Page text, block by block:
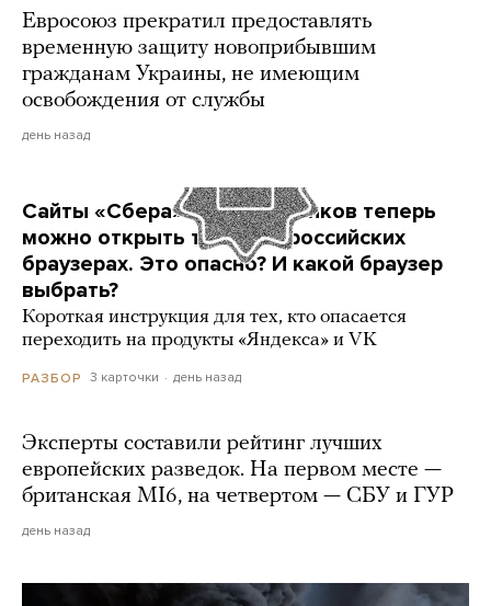
Евросоюз прекратил предоставлять
временную защиту новоприбывшим
гражданам Украины, не имеющим
освобождения от службы
день назад
Сайты «Сбера» и других банков теперь
можно открыть только в российских
браузерах. Это опасно? И какой браузер
выбрать?
Короткая инструкция для тех, кто опасается
переходить на продукты «Яндекса» и VK
РАЗБОР 3 карточки день назад
Эксперты составили рейтинг лучших
европейских разведок. На первом месте —
британская MI6, на четвертом — СБУ и ГУР
день назад